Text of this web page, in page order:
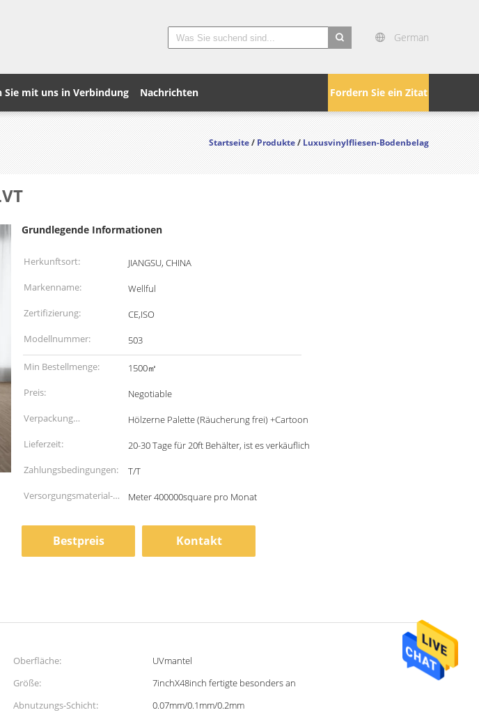
German
Fordern Sie ein Zitat
Sie mit uns in Verbindung Nachrichten
Startseite/Produkte/Luxusvinylfliesen-Bodenbelag
Grundlegende Informationen
Herkunftsort:
JIANGSU, CHINA
Markenname:
Wellful
Zertifizierung:
CE,ISO
Modellnummer:
503
Min Bestellmenge:
1500㎡
Preis:
Negotiable
Verpackung
Informationen:
Hölzerne Palette (Räucherung frei) +Cartoon
Lieferzeit:
20-30 Tage für 20ft Behälter, ist es verkäuflich
Zahlungsbedingungen:
T/T
Versorgungsmaterial-
Meter 400000square pro Monat
Bestpreis Kontakt
Oberfläche:
UVmantel
Größe:
7inchX48inch fertigte besonders an
Abnutzungs-Schicht:
0.07mm/0.1mm/0.2mm